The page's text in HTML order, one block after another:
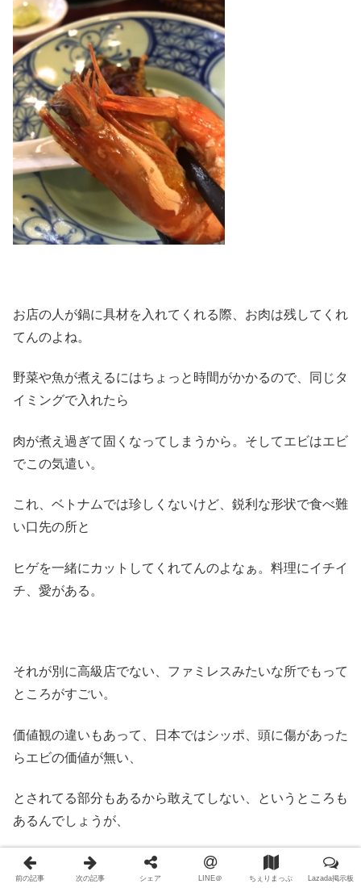
お店の人が鍋に具材を入れてくれる際、お肉は残してくれ
てんのよね。
野菜や魚が煮えるにはちょっと時間がかかるので、同じタ
イミングで入れたら
肉が煮え過ぎて固くなってしまうから。そしてエビはエビ
でこの気遣い。
これ、ベトナムでは珍しくないけど、鋭利な形状で食べ難
い口先の所と
ヒゲを一緒にカットしてくれてんのよなぁ。料理にイチイ
チ、愛がある。
それが別に高級店でない、ファミレスみたいな所でもって
ところがすごい。
価値観の違いもあって、日本ではシッポ、頭に傷があった
らエビの価値が無い、
とされてる部分もあるから敢えてしない、というところも
あるんでしょうが、
個人的には頭の中身の味噌部分は傷つけてないし、ベトナ
ムの方もそこが美味しい
前の記事 次の記事 シェア LINE＠ ちぇりまっぷ Lazada掲示板